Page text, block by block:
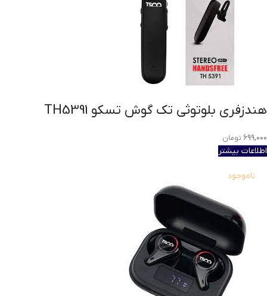
هندزفری بلوتوثی تک گوش تسکو TH5391
۶۹۹,۰۰۰ تومان
اطلاعات بیشتر
ناموجود